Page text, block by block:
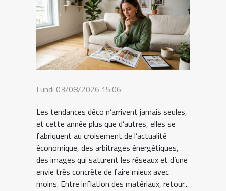
Lundi 03/08/2026 15:06
Les tendances déco n’arrivent jamais seules,
et cette année plus que d’autres, elles se
fabriquent au croisement de l’actualité
économique, des arbitrages énergétiques,
des images qui saturent les réseaux et d’une
envie très concrète de faire mieux avec
moins. Entre inflation des matériaux, retour...